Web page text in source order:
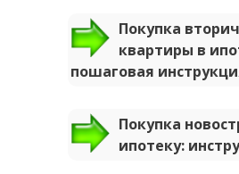
Покупка
квартиры в
пошаговая
Покупка
ипотеку: